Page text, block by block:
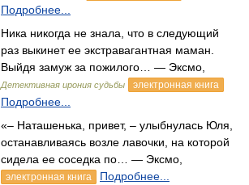
Подробнее...
Ника никогда не знала, что в следующий
раз выкинет ее экстравагантная маман.
Выйдя замуж за пожилого… — Эксмо,
Детективная ирония судьбы электронная книга
Подробнее...
«– Наташенька, привет, – улыбнулась Юля,
останавливаясь возле лавочки, на которой
сидела ее соседка по… — Эксмо,
электронная книга
Подробнее...